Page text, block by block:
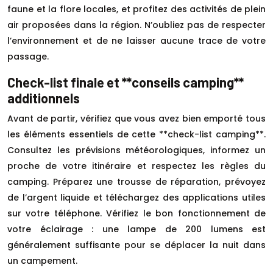
faune et la flore locales, et profitez des activités de plein
air proposées dans la région. N’oubliez pas de respecter
l’environnement et de ne laisser aucune trace de votre
passage.
Check-list finale et **conseils camping**
additionnels
Avant de partir, vérifiez que vous avez bien emporté tous
les éléments essentiels de cette **check-list camping**.
Consultez les prévisions météorologiques, informez un
proche de votre itinéraire et respectez les règles du
camping. Préparez une trousse de réparation, prévoyez
de l’argent liquide et téléchargez des applications utiles
sur votre téléphone. Vérifiez le bon fonctionnement de
votre éclairage : une lampe de 200 lumens est
généralement suffisante pour se déplacer la nuit dans
un campement.